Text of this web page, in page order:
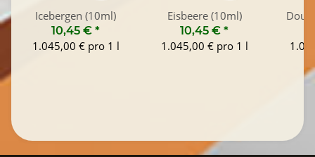
Icebergen (10ml)
10,45 € *
1.045,00 € pro 1 l
Eisbeere (10ml)
10,45 € *
1.045,00 € pro 1 l